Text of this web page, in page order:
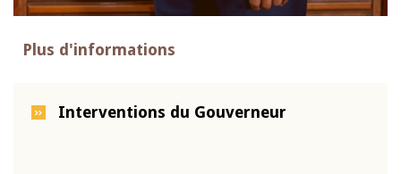
Plus d'informations
Interventions du Gouverneur